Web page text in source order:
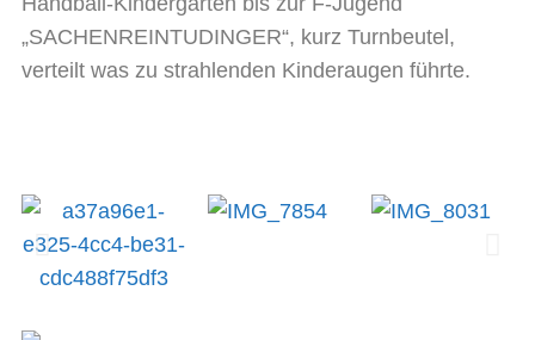
„SACHENREINTUDINGER“, kurz Turnbeutel,
verteilt was zu strahlenden Kinderaugen führte.